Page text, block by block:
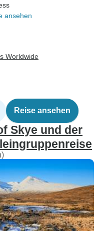
ansehen
Worldwide
Reise ansehen
Skye und der